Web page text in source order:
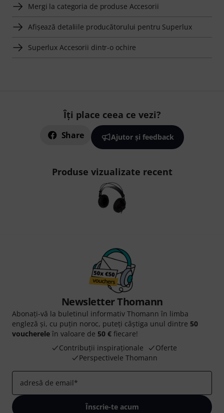
Mergi la categoria de produse Accesorii
Afişează detaliile producătorului pentru Superlux
Superlux Accesorii dintr-o ochire
Îți place ceea ce vezi?
Share Ajutor și feedback
Produse vizualizate recent
Newsletter Thomann
Abonați-vă la buletinul informativ Thomann în limba
engleză și, cu puțin noroc, puteți câștiga unul dintre 50
voucherele în valoare de 50 € fiecare!
Contribuții inspiraționale
Oferte
Perspectivele Thomann
adresă de email*
Înscrie-te acum